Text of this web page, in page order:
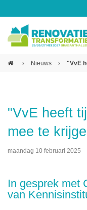
› Nieuws › "VvE
"VvE heeft
mee te
maandag 10 februari 2025
In gesprek met
van